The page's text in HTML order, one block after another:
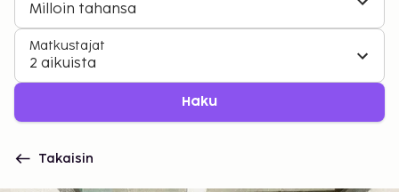
Milloin tahansa
Matkustajat
2 aikuista
Haku
Takaisin